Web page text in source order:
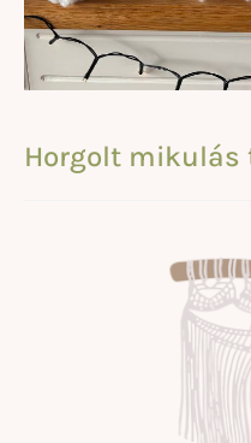
Horgolt mikulás